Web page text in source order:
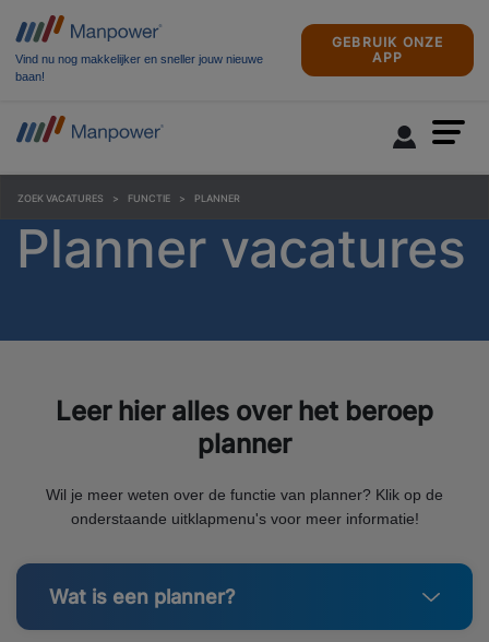
Vind nu nog makkelijker en sneller jouw nieuwe
baan!
GEBRUIK ONZE
APP
ZOEK VACATURES FUNCTIE PLANNER
Planner vacatures
Leer hier alles over het beroep
planner
Wil je meer weten over de functie van planner? Klik op de
onderstaande uitklapmenu's voor meer informatie!
Wat is een planner?